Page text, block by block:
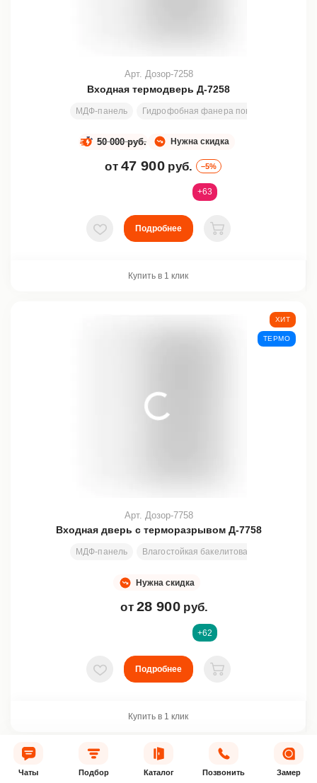
Входная термодверь Д-7258
МДФ-панель Гидрофобная фанера повышенной
Арт. Дозор-7258
Нужна скидка
50 000 руб.
от 47 900 руб. –5%
+63
В избранное
Подробнее
В корзину
Купить в 1 клик
Входная дверь с терморазрывом Д-7758
МДФ-панель Влагостойкая бакелитовая фанера +
Арт. Дозор-7758
Нужна скидка
от 28 900 руб.
ХИТ
ТЕРМО
+62
В избранное
Подробнее
В корзину
Купить в 1 клик
ХИТ
Чаты Подбор Каталог Позвонить Замер